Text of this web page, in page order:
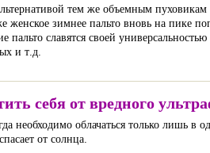
тем же объемным
зимнее пальто вновь на пике
пальто славятся своей
и т.д.
себя от вредного
необходимо облачаться только лишь
от солнца.